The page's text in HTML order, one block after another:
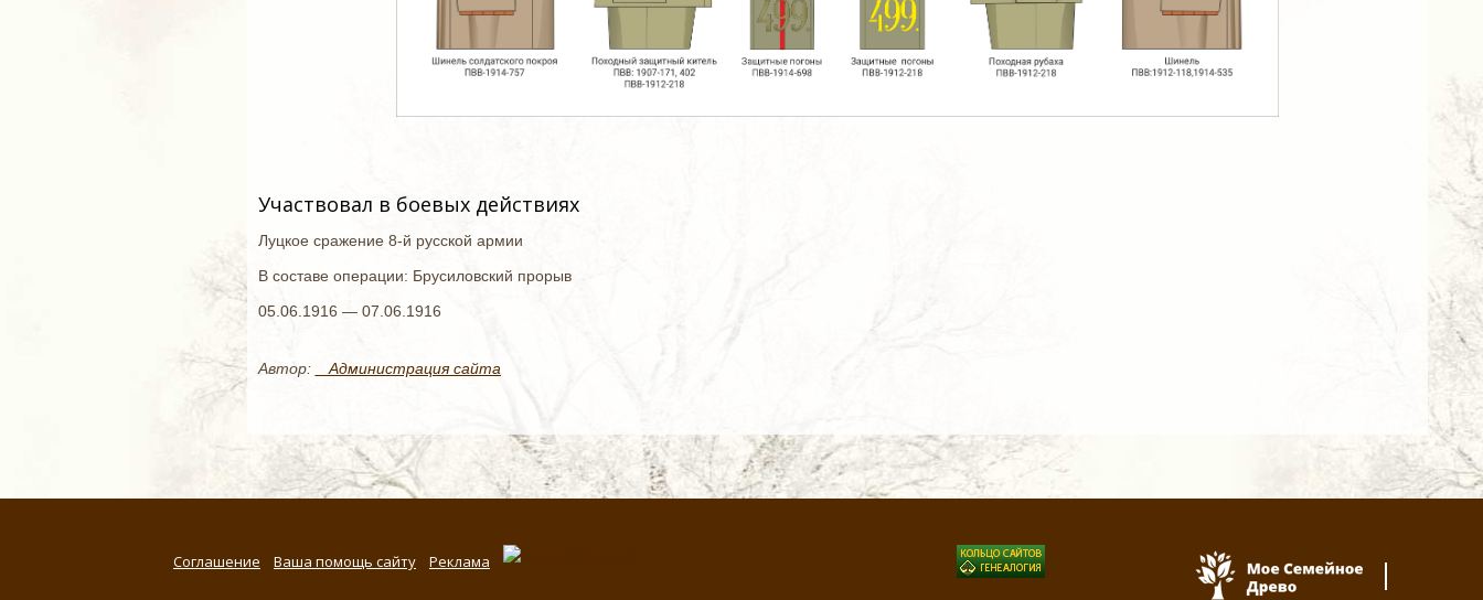
Участвовал в боевых действиях
Луцкое сражение 8-й русской армии
В составе операции: Брусиловский прорыв
05.06.1916 — 07.06.1916
Автор: _ Администрация сайта
Соглашение Ваша помощь сайту Реклама